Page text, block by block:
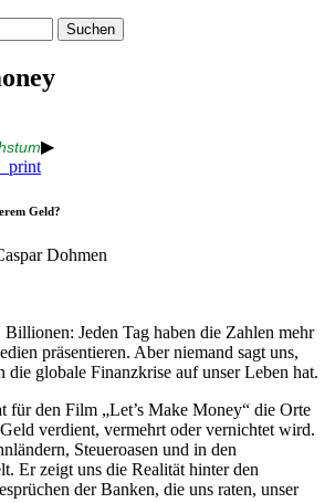
▶
Geld?
Dohmen
Jeden Tag haben die Zahlen mehr
präsentieren. Aber niemand sagt uns,
globale Finanzkrise auf unser Leben hat.
für den Film „Let’s Make Money“ die Orte
verdient, vermehrt oder vernichtet wird.
Steueroasen und in den
Er zeigt uns die Realität hinter den
der Banken, die uns raten, unser